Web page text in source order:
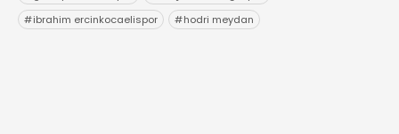
#ibrahim ercinkocaelispor #hodri meydan